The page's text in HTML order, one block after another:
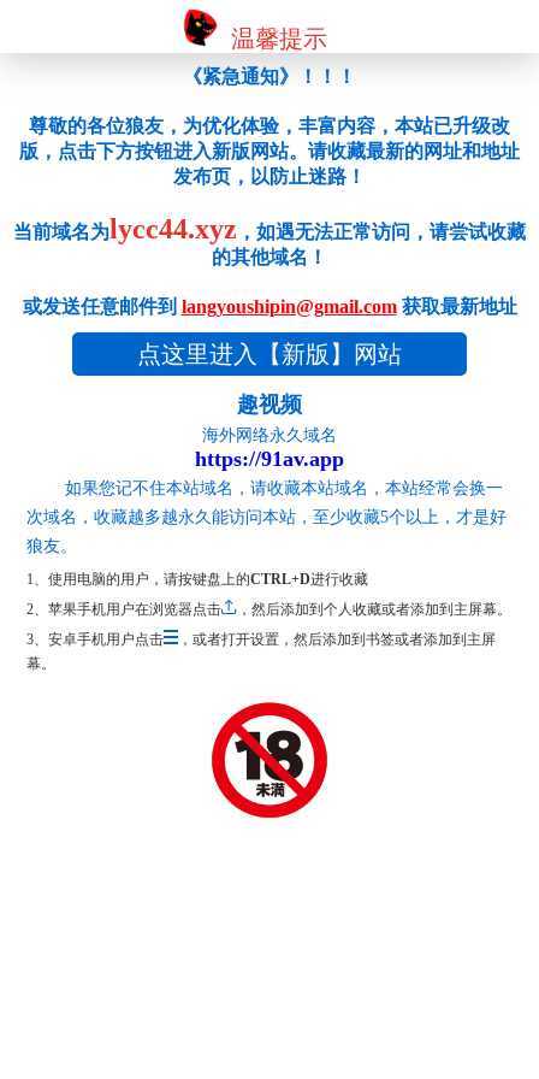
温馨提示
《紧急通知》！！！
尊敬的各位狼友，为优化体验，丰富内容，本站已升级改
版，点击下方按钮进入新版网站。请收藏最新的网址和地址
发布页，以防止迷路！
当前域名为lycc44.xyz ，如遇无法正常访问，请尝试收藏
的其他域名！
或发送任意邮件到 langyoushipin@gmail.com获取最新地址
点这里进入【新版】网站
趣视频
海外网络永久域名
https://91av.app
如果您记不住本站域名，请收藏本站域名，本站经常会换一
次域名，收藏越多越永久能访问本站，至少收藏5个以上，才是好
狼友。
1、使用电脑的用户，请按键盘上的CTRL+D进行收藏
2、苹果手机用户在浏览器点击
，然后添加到个人收藏或者添加到主屏幕。
3、安卓手机用户点击
，或者打开设置，然后添加到书签或者添加到主屏
幕。